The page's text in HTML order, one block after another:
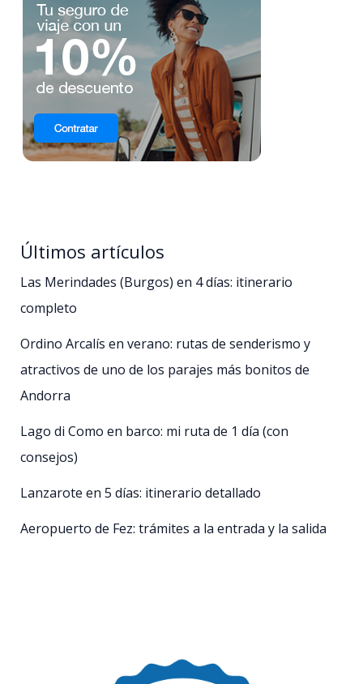
Últimos artículos
Las Merindades (Burgos) en 4 días: itinerario
completo
Ordino Arcalís en verano: rutas de senderismo y
atractivos de uno de los parajes más bonitos de
Andorra
Lago di Como en barco: mi ruta de 1 día (con
consejos)
Lanzarote en 5 días: itinerario detallado
Aeropuerto de Fez: trámites a la entrada y la salida